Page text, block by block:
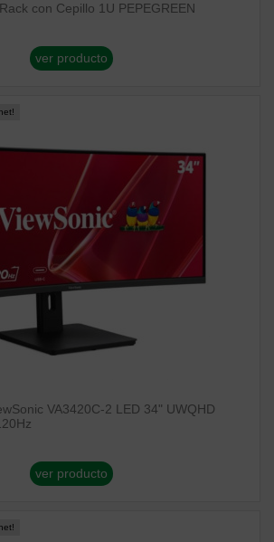
con Cepillo 1U PEPEGREEN
ver producto
VA3420C-2 LED 34" UWQHD
ver producto